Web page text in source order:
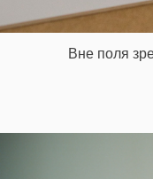
Вне поля